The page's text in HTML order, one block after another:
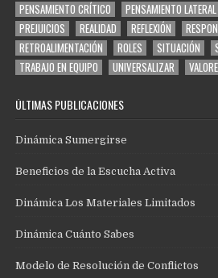
PENSAMIENTO CRÍTICO
PENSAMIENTO LATERAL
PREJUICIOS
REALIDAD REFLEXIÓN
RETROALIMENTACIÓN
ROLES SITUACIÓN
TRABAJO EN EQUIPO
UNIVERSALIZAR
ÚLTIMAS PUBLICACIONES
Dinámica Sumergirse
Beneficios de la Escucha Activa
Dinámica Los Materiales Limitados
Dinámica Cuánto Sabes
Modelo de Resolución de Conflictos